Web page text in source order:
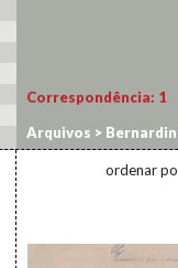
Correspondência: 1
Arquivos >
ordenar